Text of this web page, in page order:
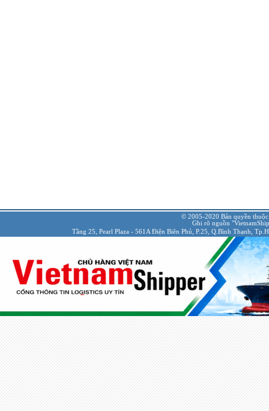
© 2005-2020 Bản quyền
Ghi rõ nguồn
Tầng 25, Pearl Plaza - 561A Điện Biên Phủ, P.25, Q.Bình Thạnh,